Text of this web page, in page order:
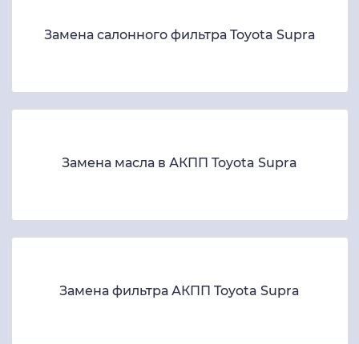
Замена салонного фильтра Toyota Supra
Замена масла в АКПП Toyota Supra
Замена фильтра АКПП Toyota Supra